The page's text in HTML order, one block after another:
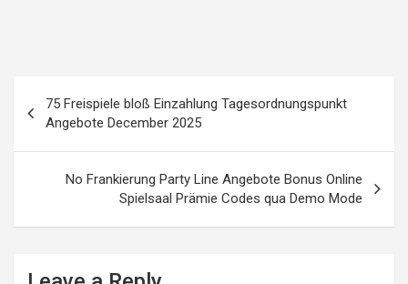
navigation
75 Freispiele bloß Einzahlung Tagesordnungspunkt
Angebote December 2025
No Frankierung Party Line Angebote Bonus Online
Spielsaal Prämie Codes qua Demo Mode